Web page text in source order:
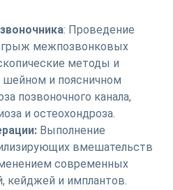
: Проведение
грыж межпозвонковых
методы и
и поясничном
позвоночного канала,
и остеохондроза.
Выполнение
вмешательств
современных
кейджей и имплантов.